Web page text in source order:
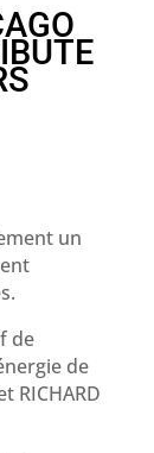
un
de
de
RICHARD